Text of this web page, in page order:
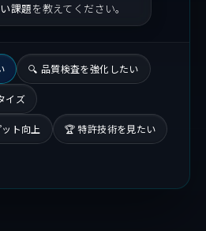
課題を教えてください。
🔍 品質検査を強化したい
イズ
ト向上 🏆 特許技術を見たい